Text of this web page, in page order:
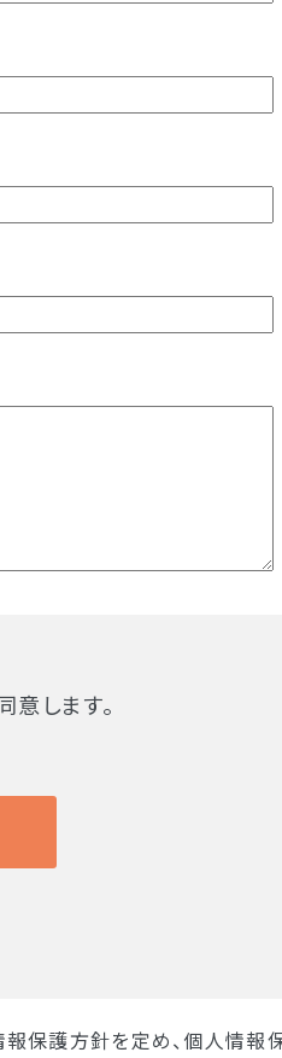
します。
報保護方針を定め、個人情